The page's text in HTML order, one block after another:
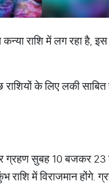
राशि में लग रहा है, इस
के लिए लकी साबित
ग्रहण सुबह 10 बजकर
में विराजमान होंगे.